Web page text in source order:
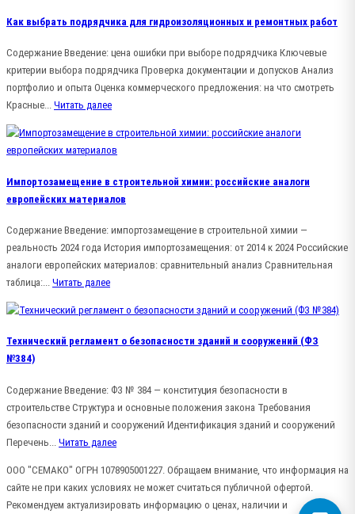
Как выбрать подрядчика для гидроизоляционных и ремонтных работ
Содержание Введение: цена ошибки при выборе подрядчика Ключевые
критерии выбора подрядчика Проверка документации и допусков Анализ
портфолио и опыта Оценка коммерческого предложения: на что смотреть
Красные... Читать далее
Импортозамещение в строительной химии: российские аналоги
европейских материалов
Содержание Введение: импортозамещение в строительной химии —
реальность 2024 года История импортозамещения: от 2014 к 2024 Российские
аналоги европейских материалов: сравнительный анализ Сравнительная
таблица:... Читать далее
Технический регламент о безопасности зданий и сооружений (ФЗ
№384)
Содержание Введение: ФЗ № 384 — конституция безопасности в
строительстве Структура и основные положения закона Требования
безопасности зданий и сооружений Идентификация зданий и сооружений
Перечень... Читать далее
ООО "СЕМАКО" ОГРН 1078905001227. Обращаем внимание, что информация на
сайте не при каких условиях не может считаться публичной офертой.
Рекомендуем актуализировать информацию о ценах, наличии и